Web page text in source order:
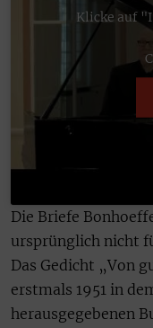
Klicke auf
Die Briefe
ursprünglich nicht
Das Gedicht „Von
erstmals 1951 in
herausgegebenen